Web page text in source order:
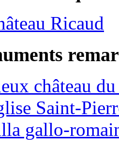
Ricaud
château
Saint-
gallo-